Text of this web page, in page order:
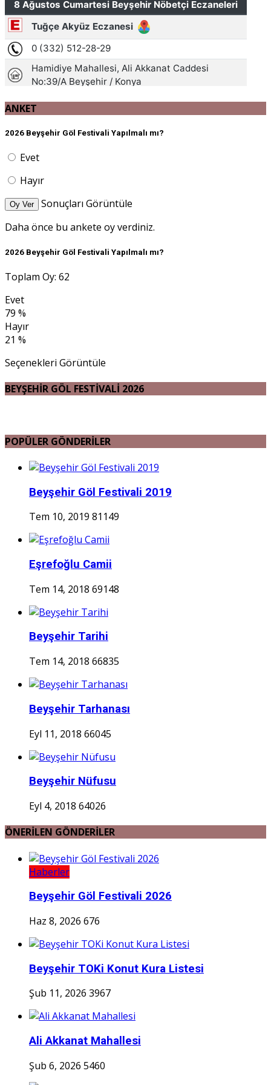
ANKET
2026 Beyşehir Göl Festivali Yapılmalı mı?
Evet
Hayır
Oy Ver
Sonuçları Görüntüle
Daha önce bu ankete oy verdiniz.
2026 Beyşehir Göl Festivali Yapılmalı mı?
Toplam Oy: 62
Evet
79 %
Hayır
21 %
Seçenekleri Görüntüle
BEYŞEHİR GÖL FESTİVALİ 2026
POPÜLER GÖNDERİLER
Beyşehir Göl Festivali 2019
Tem 10, 2019 81149
Eşrefoğlu Camii
Tem 14, 2018 69148
Beyşehir Tarihi
Tem 14, 2018 66835
Beyşehir Tarhanası
Eyl 11, 2018 66045
Beyşehir Nüfusu
Eyl 4, 2018 64026
ÖNERİLEN GÖNDERİLER
Haberler
Beyşehir Göl Festivali 2026
Haz 8, 2026 676
Beyşehir TOKi Konut Kura Listesi
Şub 11, 2026 3967
Ali Akkanat Mahallesi
Şub 6, 2026 5460